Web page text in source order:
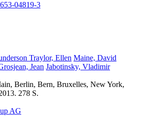
04819-3
Traylor, Ellen Maine, David
Jean Jabotinsky, Vladimir
Berlin, Bern, Bruxelles, New York,
278 S.
AG